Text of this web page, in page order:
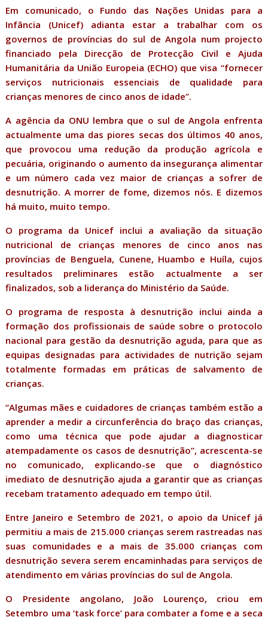
Em comunicado, o Fundo das Nações Unidas para a
Infância (Unicef) adianta estar a trabalhar com os
governos de províncias do sul de Angola num projecto
financiado pela Direcção de Protecção Civil e Ajuda
Humanitária da União Europeia (ECHO) que visa “fornecer
serviços nutricionais essenciais de qualidade para
crianças menores de cinco anos de idade”.
A agência da ONU lembra que o sul de Angola enfrenta
actualmente uma das piores secas dos últimos 40 anos,
que provocou uma redução da produção agrícola e
pecuária, originando o aumento da insegurança alimentar
e um número cada vez maior de crianças a sofrer de
desnutrição. A morrer de fome, dizemos nós. E dizemos
há muito, muito tempo.
O programa da Unicef inclui a avaliação da situação
nutricional de crianças menores de cinco anos nas
províncias de Benguela, Cunene, Huambo e Huíla, cujos
resultados preliminares estão actualmente a ser
finalizados, sob a liderança do Ministério da Saúde.
O programa de resposta à desnutrição inclui ainda a
formação dos profissionais de saúde sobre o protocolo
nacional para gestão da desnutrição aguda, para que as
equipas designadas para actividades de nutrição sejam
totalmente formadas em práticas de salvamento de
crianças.
“Algumas mães e cuidadores de crianças também estão a
aprender a medir a circunferência do braço das crianças,
como uma técnica que pode ajudar a diagnosticar
atempadamente os casos de desnutrição”, acrescenta-se
no comunicado, explicando-se que o diagnóstico
imediato de desnutrição ajuda a garantir que as crianças
recebam tratamento adequado em tempo útil.
Entre Janeiro e Setembro de 2021, o apoio da Unicef já
permitiu a mais de 215.000 crianças serem rastreadas nas
suas comunidades e a mais de 35.000 crianças com
desnutrição severa serem encaminhadas para serviços de
atendimento em várias províncias do sul de Angola.
O Presidente angolano, João Lourenço, criou em
Setembro uma ‘task force’ para combater a fome e a seca